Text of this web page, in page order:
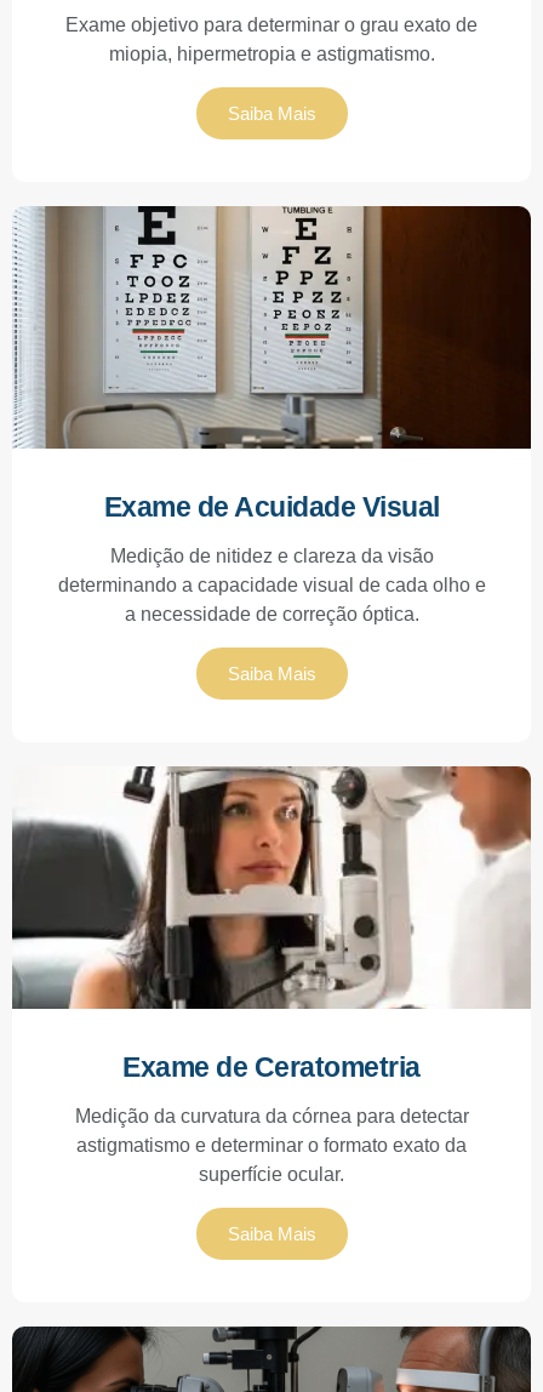
Exame objetivo para determinar o grau exato de
miopia, hipermetropia e astigmatismo.
Saiba Mais
Exame de Acuidade Visual
Medição de nitidez e clareza da visão
determinando a capacidade visual de cada olho e
a necessidade de correção óptica.
Saiba Mais
Exame de Ceratometria
Medição da curvatura da córnea para detectar
astigmatismo e determinar o formato exato da
superfície ocular.
Saiba Mais